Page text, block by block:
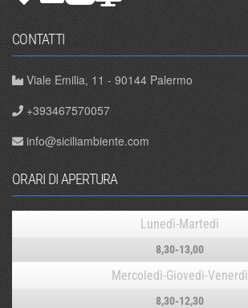
CONTATTI
Viale Emilia, 11 - 90144 Palermo
+393467570057
info@siciliambiente.com
ORARI DI APERTURA
Lunedì-Martedì
8,30-13,00
Mercoledì-Giovedì-Venerdì
8,30-12,30